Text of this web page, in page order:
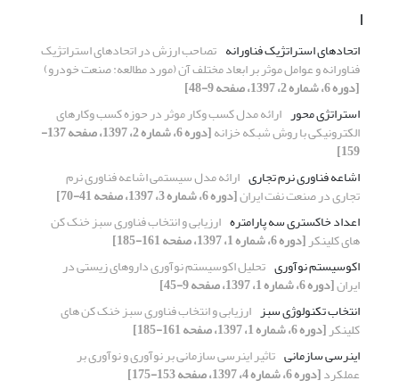
ا
اتحادهای استراتژیک فناورانه تصاحب ارزش در اتحادهای استراتژیک
فناورانه و عوامل موثر بر ابعاد مختلف آن (مورد مطالعه: صنعت خودرو)
[دوره 6، شماره 2، 1397، صفحه 9-48]
استراتژی محور ارائه مدل کسب وکار موثر در حوزه کسب وکارهای
الکترونیکی با روش شبکه خزانه [دوره 6، شماره 2، 1397، صفحه 137-
159]
اشاعه فناوری نرم تجاری ارائه مدل سیستمی اشاعه فناوری نرم
تجاری در صنعت نفت ایران[دوره 6، شماره 3، 1397، صفحه 41-70]
اعداد خاکستری سه پارامتره ارزیابی و انتخاب فناوری سبز خنک کن
های کلینکر[دوره 6، شماره 1، 1397، صفحه 161-185]
اکوسیستم نوآوری تحلیل اکوسیستم نوآوری داروهای زیستی در
ایران[دوره 6، شماره 1، 1397، صفحه 9-45]
انتخاب تکنولوژی سبز ارزیابی و انتخاب فناوری سبز خنک کن های
کلینکر[دوره 6، شماره 1، 1397، صفحه 161-185]
اینرسی سازمانی تاثیر اینرسی سازمانی بر نوآوری و نوآوری بر
عملکرد[دوره 6، شماره 4، 1397، صفحه 153-175]